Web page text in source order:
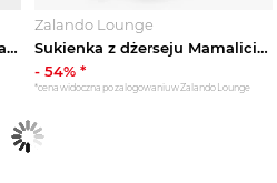
Bluzka z długim rękawem Mamalicious granatowy
Zalando Lounge
Sukienka z dżerseju Mamalicious czarny
- 54% *
*cena widoczna po zalogowaniu w Zalando Lounge